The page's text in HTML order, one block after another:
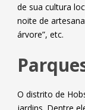
de sua cultura
noite de
árvore”, etc.
O distrito de